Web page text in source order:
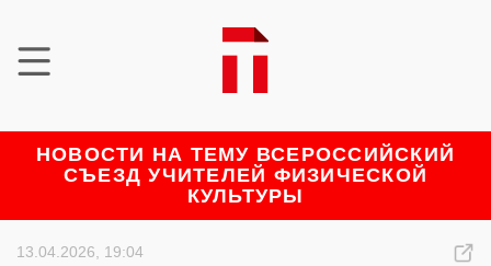
НОВОСТИ НА ТЕМУ ВСЕРОССИЙСКИЙ
СЪЕЗД УЧИТЕЛЕЙ ФИЗИЧЕСКОЙ
КУЛЬТУРЫ
13.04.2026, 19:04